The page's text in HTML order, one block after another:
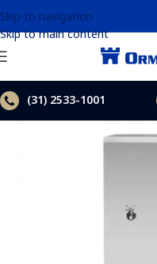
Skip to navigation
Skip to main content
(31) 2533-1001